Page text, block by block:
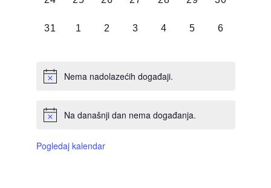
0
31
0
1
0
2
0
3
0
4
0
5
0
6
Nema nadolazećih događaji.
Na današnji dan nema događanja.
Pogledaj kalendar